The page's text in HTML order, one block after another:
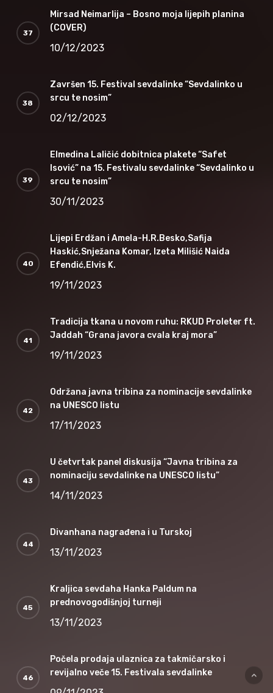
Mirsad Neimarlija – Bosno moja lijepih planina
(COVER)
10/12/2023
Završen 15. Festival sevdalinke “Sevdalinko u
srcu te nosim”
02/12/2023
Elmedina Laličić dobitnica plakete “Safet
Isović” na 15. Festivalu sevdalinke “Sevdalinko u
srcu te nosim”
30/11/2023
Lijepi Erdžan i Amela-H.R.Besko,Safija
Haskić,Snježana Komar, Izeta Milišić Naida
Efendić,Elvis K.
19/11/2023
Tradicija tkana u novom ruhu: RKUD Proleter ft.
Jaddah “Grana javora cvala kraj mora”
19/11/2023
Održana javna tribina za nominacije sevdalinke
na UNESCO listu
17/11/2023
U četvrtak panel diskusija “Javna tribina za
nominaciju sevdalinke na UNESCO listu”
14/11/2023
Divanhana nagrađena i u Turskoj
13/11/2023
Kraljica sevdaha Hanka Paldum na
prednovogodišnjoj turneji
13/11/2023
Počela prodaja ulaznica za takmičarsko i
revijalno veče 15. Festivala sevdalinke